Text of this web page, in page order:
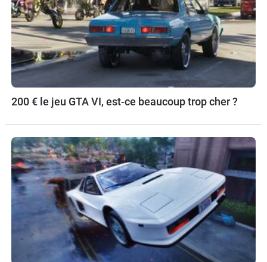
200 € le jeu GTA VI, est-ce beaucoup trop cher ?